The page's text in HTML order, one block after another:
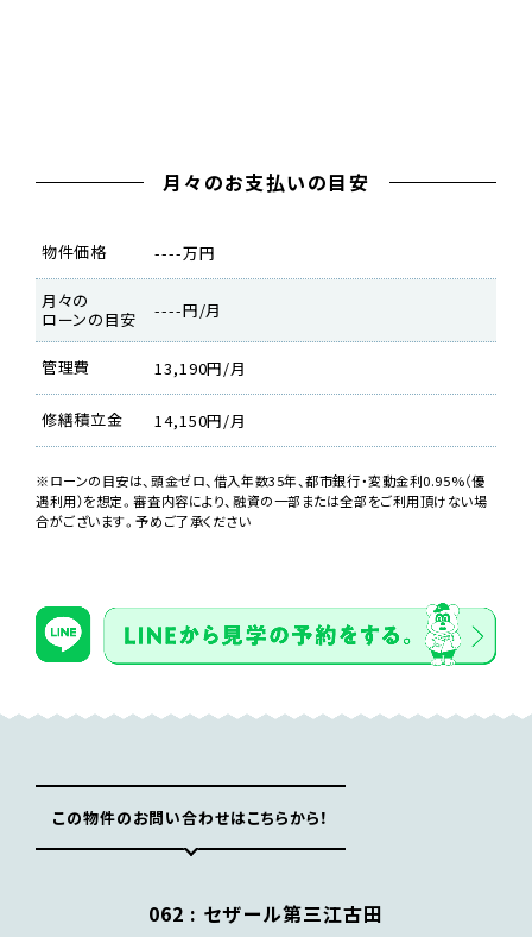
全体をシンプルなカラーで仕上げた内装に。
月々のお支払いの目安
物件価格 ----万円
月々の
ローンの目安
----円/月
管理費 13,190円/月
修繕積立金 14,150円/月
※ローンの目安は、頭金ゼロ、借入年数35年、都市銀行・変動金利0.95%（優
遇利用）を想定。審査内容により、融資の一部または全部をご利用頂けない場
合がございます。予めご了承ください
この物件のお問い合わせはこちらから！
062 : セザール第三江古田